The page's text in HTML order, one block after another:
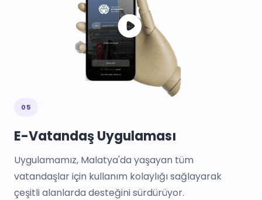
05
E-Vatandaş Uygulaması
Uygulamamız, Malatya'da yaşayan tüm
vatandaşlar için kullanım kolaylığı sağlayarak
çeşitli alanlarda desteğini sürdürüyor.